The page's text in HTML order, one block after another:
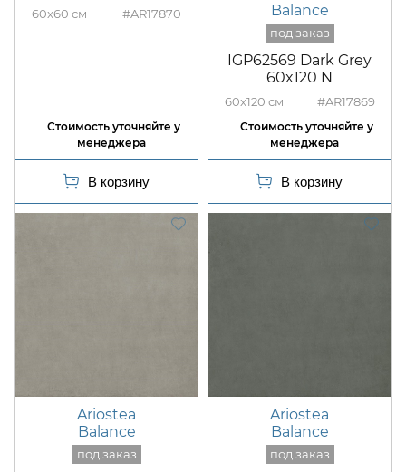
60x60 #AR17870
Balance
IGP62569 Dark Grey
60x120 N
60x120 #AR17869
Ariostea
Balance
Ariostea
Balance